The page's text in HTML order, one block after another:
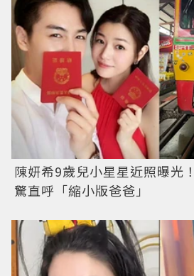
陳妍希9歲兒小星星近照曝光
驚直呼「縮小版爸爸」